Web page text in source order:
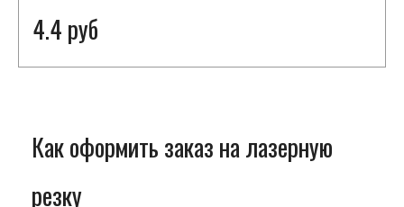
4.4 руб
Как оформить заказ на лазерную
резку